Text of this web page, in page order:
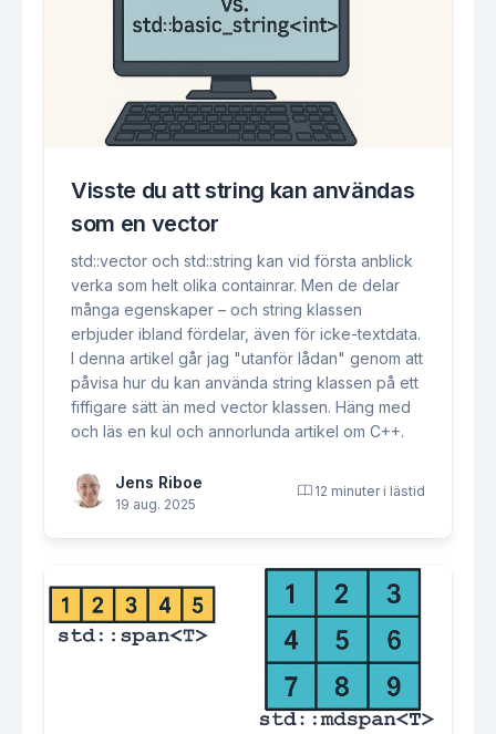
Visste du att string kan användas
som en vector
std::vector och std::string kan vid första anblick
verka som helt olika containrar. Men de delar
många egenskaper – och string klassen
erbjuder ibland fördelar, även för icke-textdata.
I denna artikel går jag "utanför lådan" genom att
påvisa hur du kan använda string klassen på ett
fiffigare sätt än med vector klassen. Häng med
och läs en kul och annorlunda artikel om C++.
Jens Riboe
19 aug. 2025
12 minuter i lästid